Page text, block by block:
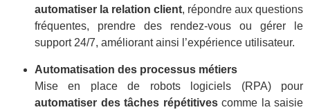
automatiser la relation client, répondre aux questions
fréquentes, prendre des rendez-vous ou gérer le
support 24/7, améliorant ainsi l’expérience utilisateur.
Automatisation des processus métiers
Mise en place de robots logiciels (RPA) pour
automatiser des tâches répétitivescomme la saisie